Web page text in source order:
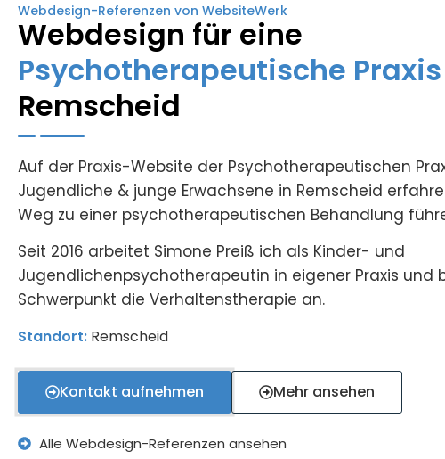
Webdesign-Referenzen von WebsiteWerk
Webdesign für eine
Psychotherapeutische Praxis
Remscheid
Auf der Praxis-Website der Psychotherapeutischen
Jugendliche & junge Erwachsene in Remscheid
Weg zu einer psychotherapeutischen Behandlung
Seit 2016 arbeitet Simone Preiß ich als Kinder- und
Jugendlichenpsychotherapeutin in eigener Praxis und
Schwerpunkt die Verhaltenstherapie an.
Standort: Remscheid
Kontakt aufnehmen Mehr ansehen
Alle Webdesign-Referenzen ansehen